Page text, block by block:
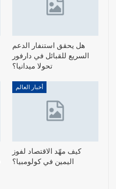
هل يحقق استنفار الدعم
السريع للقبائل في دارفور
تحولا ميدانيا؟
أخبار العالم
كيف مهّد الاقتصاد لفوز
اليمين في كولومبيا؟